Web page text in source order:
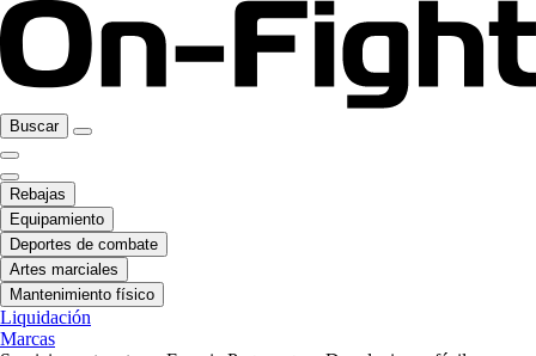
Buscar
Rebajas
Equipamiento
Deportes de combate
Artes marciales
Mantenimiento físico
Liquidación
Marcas